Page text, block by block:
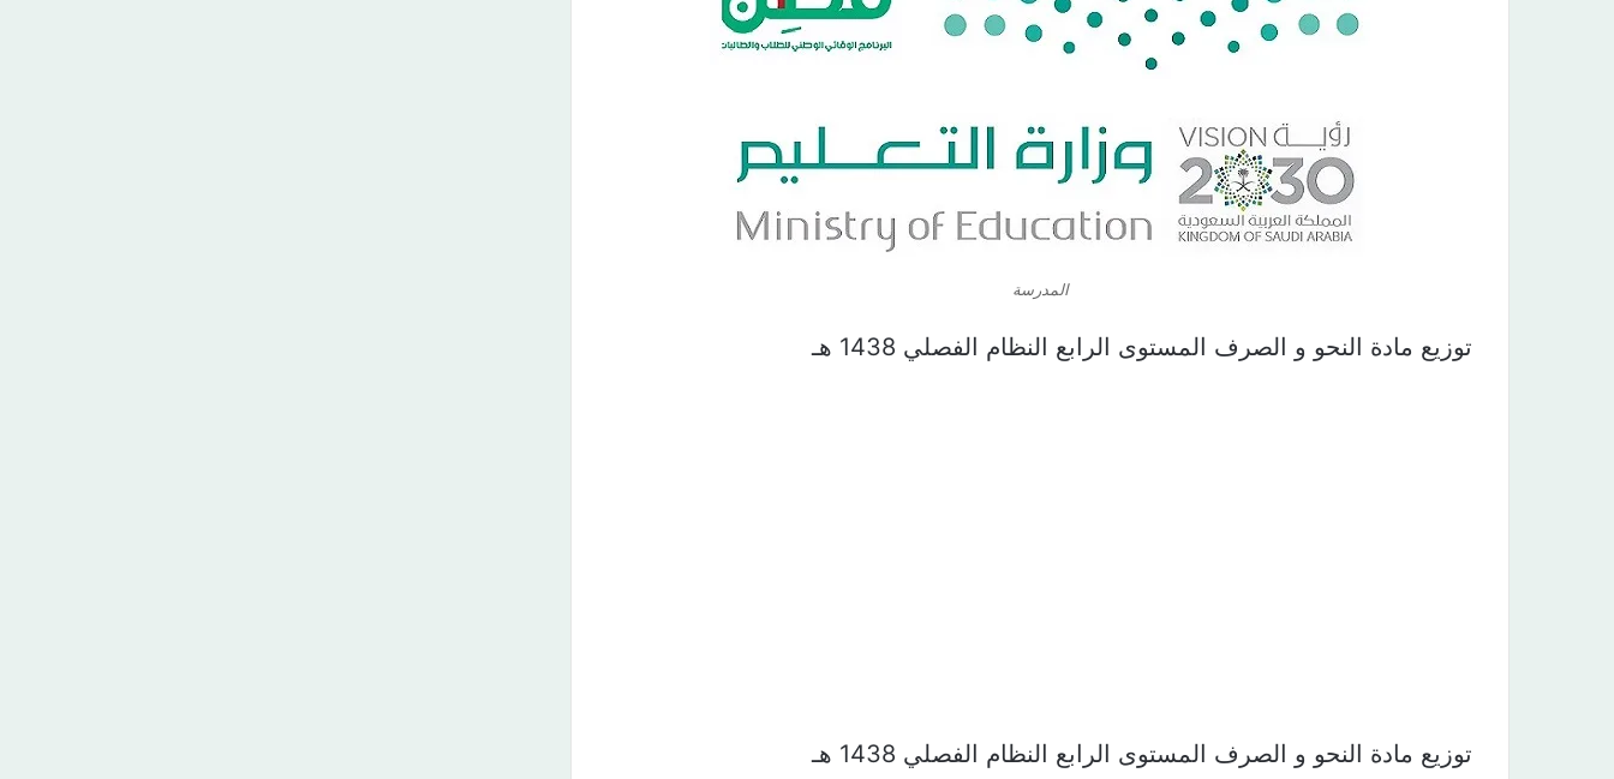
المدرسة
توزيع مادة النحو و الصرف المستوى الرابع النظام الفصلي 1438 هـ
توزيع مادة النحو و الصرف المستوى الرابع النظام الفصلي 1438 هـ